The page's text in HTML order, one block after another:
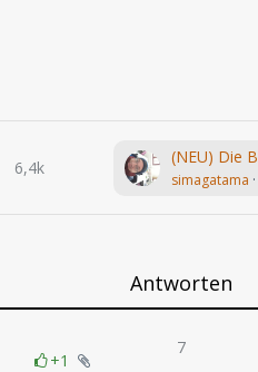
6,4k
simagatama
Antworten
+1
7